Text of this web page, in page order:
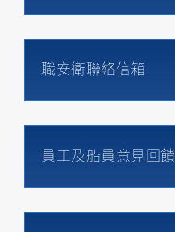
職安衛聯絡信箱
員工及船員意見回饋